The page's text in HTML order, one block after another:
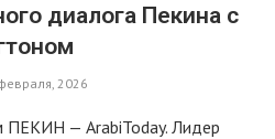
диалога Пекина с
2026
ПЕКИН — ArabiToday. Лидер